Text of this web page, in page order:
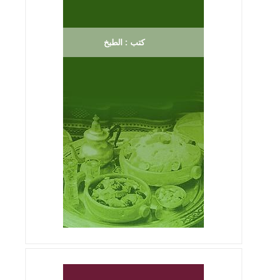
كتب : الطبخ